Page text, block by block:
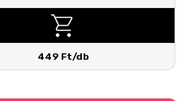
449 Ft/db